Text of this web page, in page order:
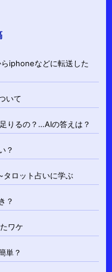
iphoneなどに転送した
いて
りるの？…AIの答えは？
？
ロット占いに学ぶ
？
ワケ
単？